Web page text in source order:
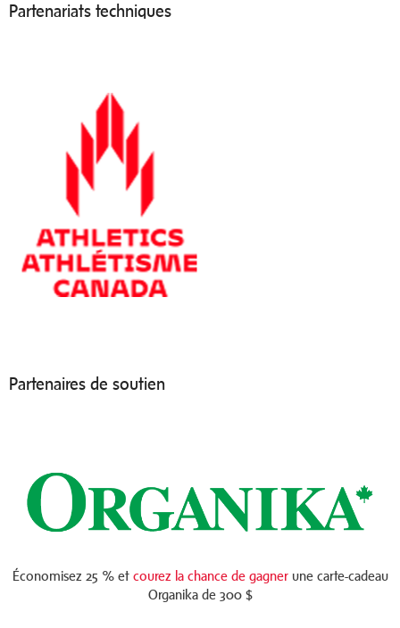
Partenariats techniques
Partenaires de soutien
Économisez 25 % et courez la chance de gagner une carte-cadeau
Organika de 300 $